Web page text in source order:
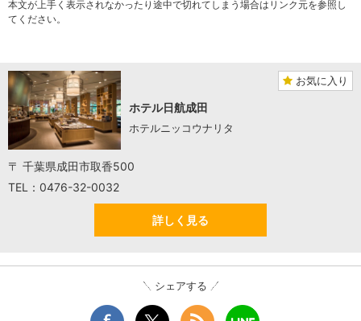
本文が上手く表示されなかったり途中で切れてしまう場合はリンク元を参照し
てください。
お気に入り
ホテル日航成田
ホテルニッコウナリタ
〒 千葉県成田市取香500
TEL：0476-32-0032
詳しく見る
シェアする